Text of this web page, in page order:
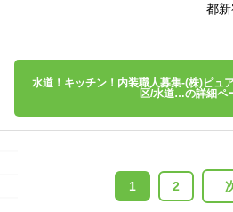
都
水道！キッチン！内装職人募集-(株)ピュ
区/水道…の詳細ペ
1 2